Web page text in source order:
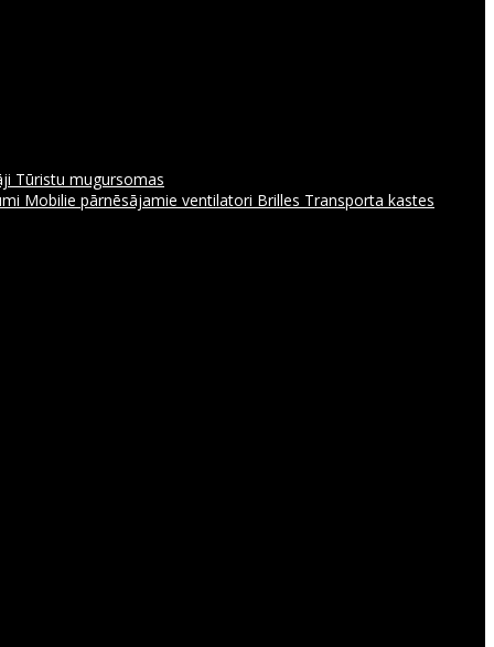
Tūristu mugursomas
Mobilie pārnēsājamie ventilatori Brilles Transporta kastes